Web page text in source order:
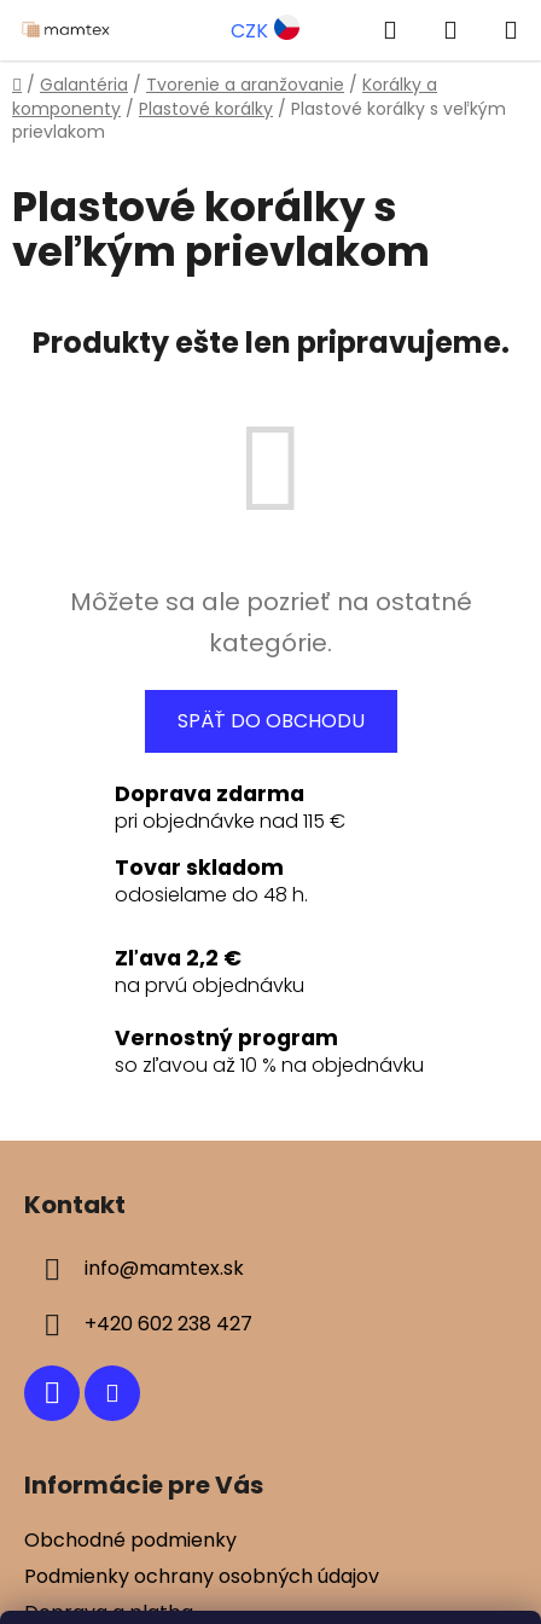
na
obsah
CZK Hľadať
KOŠÍK
Domov
/ Galantéria / Tvorenie a aranžovanie / Korálky a
komponenty / Plastové korálky / Plastové korálky s veľkým
prievlakom
Plastové korálky s
veľkým prievlakom
Produkty ešte len pripravujeme.
Môžete sa ale pozrieť na ostatné
kategórie.
SPÄŤ DO OBCHODU
Doprava zdarma
pri objednávke nad 115 €
Tovar skladom
odosielame do 48 h.
Zľava 2,2 €
na prvú objednávku
Vernostný program
so zľavou až 10 % na objednávku
Kontakt
info@mamtex.sk
+420 602 238 427
Informácie pre Vás
Obchodné podmienky
Podmienky ochrany osobných údajov
Doprava a platba